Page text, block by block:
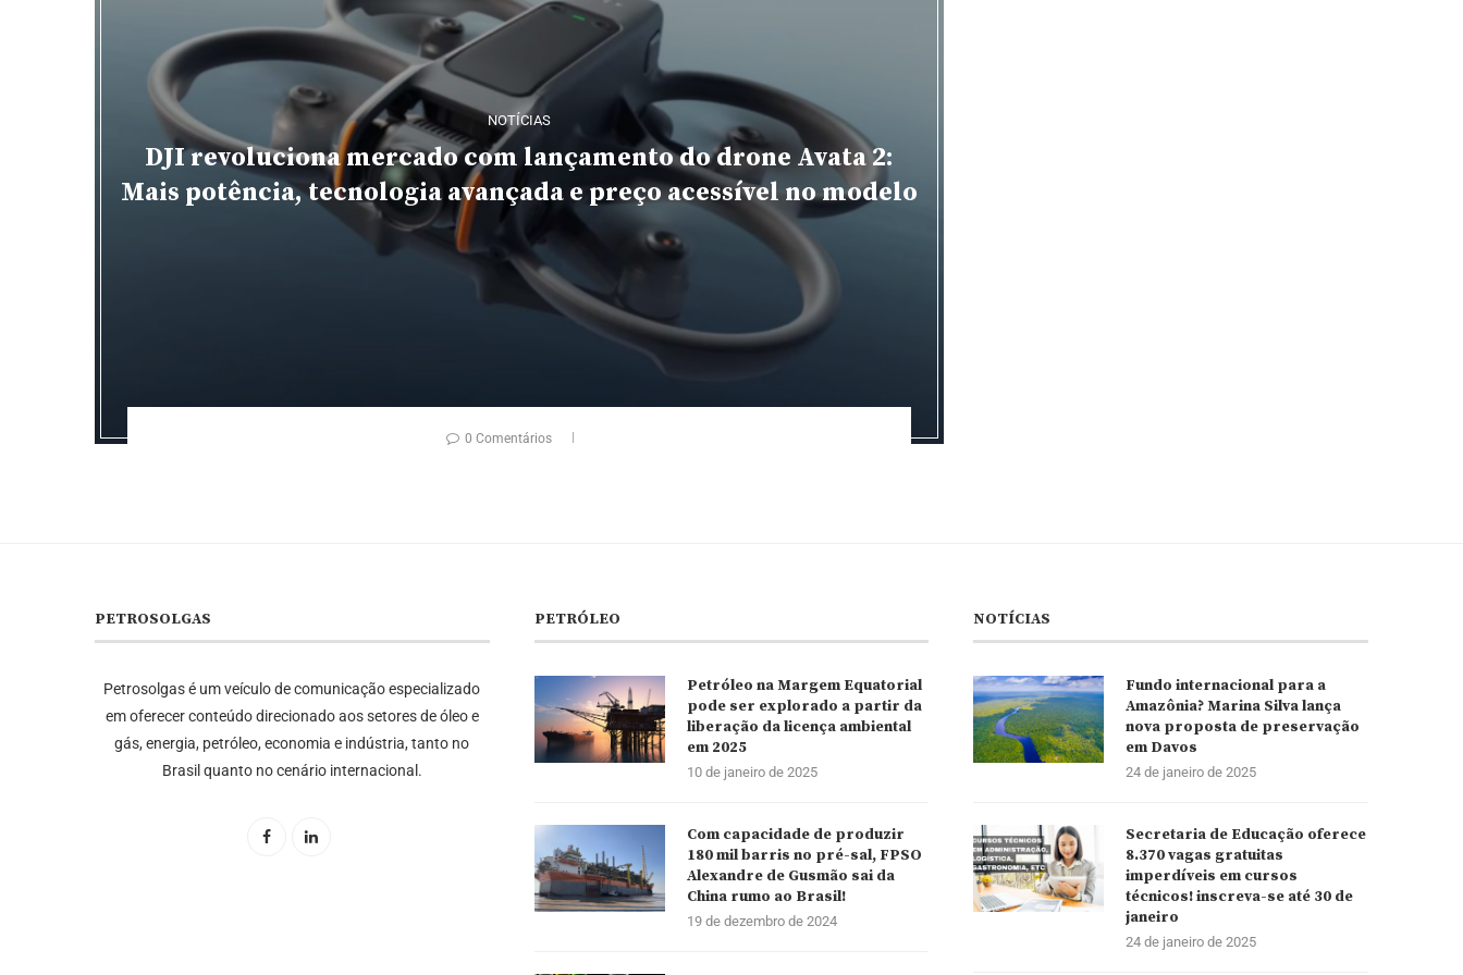
NOTÍCIAS
DJI revoluciona mercado com lançamento do drone Avata 2:
Mais potência, tecnologia avançada e preço acessível no modelo
0 Comentários
PETROSOLGAS
Petrosolgas é um veículo de comunicação especializado
em oferecer conteúdo direcionado aos setores de óleo e
gás, energia, petróleo, economia e indústria, tanto no
Brasil quanto no cenário internacional.
PETRÓLEO
Petróleo na Margem Equatorial
pode ser explorado a partir da
liberação da licença ambiental
em 2025
10 de janeiro de 2025
Com capacidade de produzir
180 mil barris no pré-sal, FPSO
Alexandre de Gusmão sai da
China rumo ao Brasil!
19 de dezembro de 2024
NOTÍCIAS
Fundo internacional para a
Amazônia? Marina Silva lança
nova proposta de preservação
em Davos
24 de janeiro de 2025
Secretaria de Educação oferece
8.370 vagas gratuitas
imperdíveis em cursos
técnicos! inscreva-se até 30 de
janeiro
24 de janeiro de 2025